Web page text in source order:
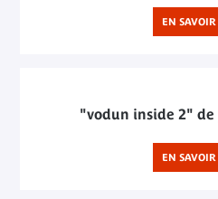
EN SAVOIR
"vodun inside 2" de
EN SAVOIR